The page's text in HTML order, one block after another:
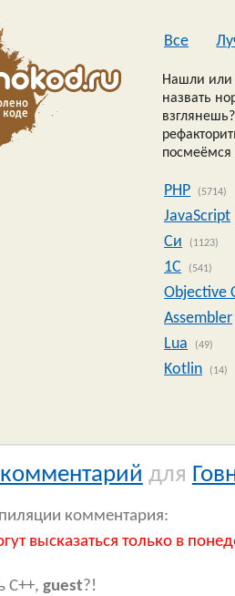
Все
Нашли или
назвать
посмеёмся
PHP (5714)
JavaScript
Си
(1123)
1C (541)
Objective
Assembler
Lua
(49)
Kotlin (14)
комментарий для
комментария:
высказаться только в
C++, guest?!